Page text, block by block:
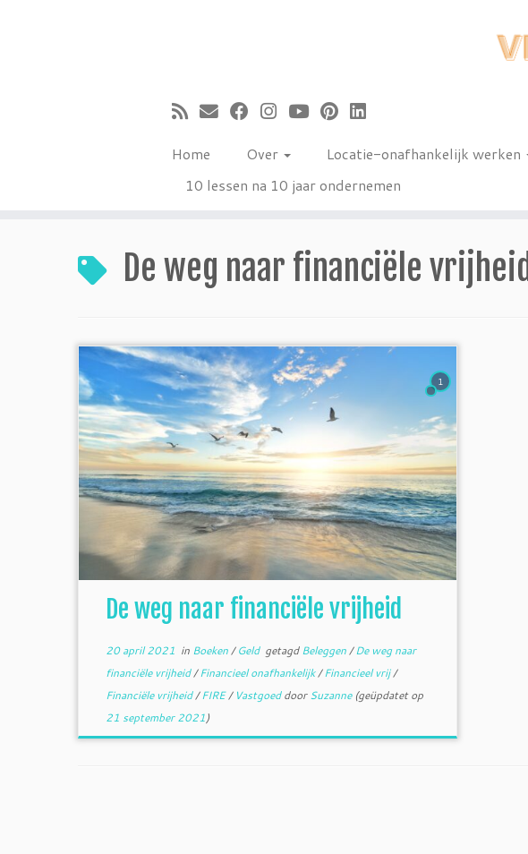
Home Over Locatie-onafhankelijk werken
10 lessen na 10 jaar ondernemen
De weg naar financiële vrijheid
1
De weg naar financiële vrijheid
20 april 2021 in Boeken/Geld getagdBeleggen/De weg naar
financiële vrijheid/Financieel onafhankelijk/Financieel vrij/
Financiële vrijheid/FIRE/ VastgoeddoorSuzanne(geüpdatet op
21 september 2021)